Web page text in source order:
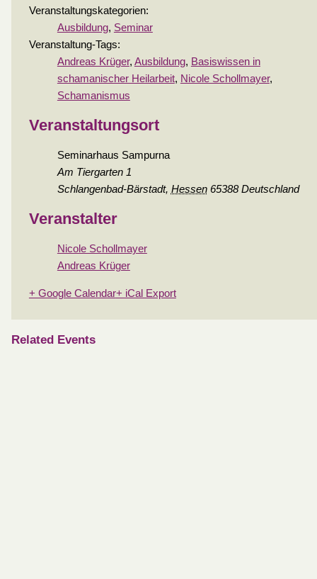
Veranstaltungskategorien:
Ausbildung, Seminar
Veranstaltung-Tags:
Andreas Krüger, Ausbildung, Basiswissen in
schamanischer Heilarbeit, Nicole Schollmayer,
Schamanismus
Veranstaltungsort
Seminarhaus Sampurna
Am Tiergarten 1
Schlangenbad-Bärstadt, Hessen 65388 Deutschland
Veranstalter
Nicole Schollmayer
Andreas Krüger
+ Google Calendar+ iCal Export
Related Events